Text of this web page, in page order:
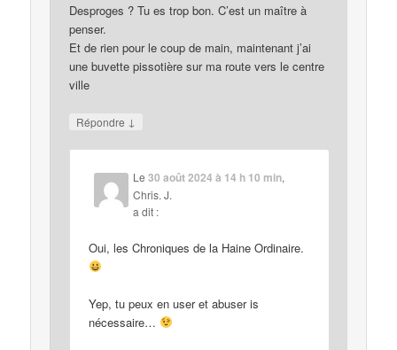
Desproges ? Tu es trop bon. C’est un maître à
penser.
Et de rien pour le coup de main, maintenant j’ai
une buvette pissotière sur ma route vers le centre
ville
Répondre ↓
Le30 août 2024 à 14 h 10 min,
Chris. J.
a dit :
Oui, les Chroniques de la Haine Ordinaire.
Yep, tu peux en user et abuser is
nécessaire…